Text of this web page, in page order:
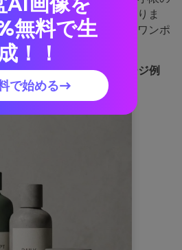
るとスタジオ調に仕上がりま
ュはシールやバッジ、箔のワンポ
リコンクリートのイメージ例
無料で生
！！
で始める→